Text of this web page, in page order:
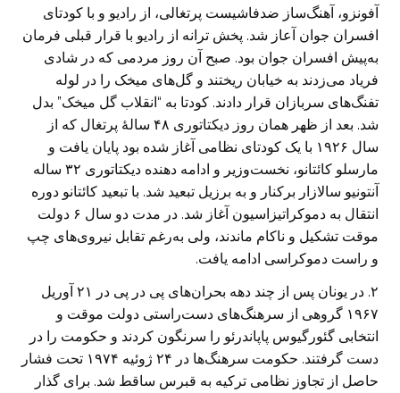
آفونزو، آهنگ‌ساز ضدفاشیست پرتغالی، از رادیو و با کودتای
افسران جوان آعاز شد. پخش ترانه از رادیو با قرار قبلی فرمان
به‌پیش افسران جوان بود. صبح آن روز مردمی که در شادی
فریاد می‌زدند به خیابان ریختند و گل‌های میخک را در لوله
تفنگ‌های سربازان قرار دادند. کودتا به “انقلاب گل میخک” بدل
شد. بعد از ظهر همان روز دیکتاتوری ۴۸ سالۀ پرتغال که از
سال ۱۹۲۶ با یک کودتای نظامی آغاز شده بود پایان یافت و
مارسلو کائتانو، نخست‌وزیر و ادامه دهنده دیکتاتوری ۳۲ ساله
آنتونیو سالازار برکنار و به برزیل تبعید شد. با تبعید کائتانو دوره
انتقال به دموکراتیزاسیون آغاز شد. در مدت دو سال ۶ دولت
موقت تشکیل و ناکام ماندند، ولی به‌رغم تقابل نیروی‌های چپ
و راست دموکراسی ادامه یافت.
۲. در یونان پس از چند دهه بحران‌های پی در پی در ۲۱ آوریل
۱۹۶۷ گروهی از سرهنگ‌های دست‌راستی دولت موقت و
انتخابی گئورگیوس پاپاندرئو را سرنگون کردند و حکومت را در
دست گرفتند. حکومت سرهنگ‌ها در ۲۴ ژوئیه ۱۹۷۴ تحت فشار
حاصل از تجاوز نظامی ترکیه به قبرس ساقط شد. برای گذار